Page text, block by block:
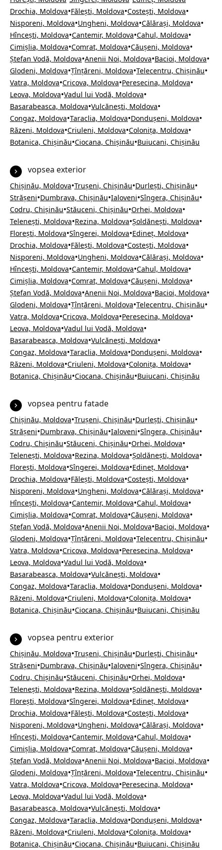
Drochia, Moldova•Fălești, Moldova•Costești, Moldova•
Nisporeni, Moldova•Ungheni, Moldova•Călărași, Moldova•
Hîncești, Moldova•Cantemir, Moldova•Cahul, Moldova•
Cimișlia, Moldova•Comrat, Moldova•Căușeni, Moldova•
Ștefan Vodă, Moldova•Anenii Noi, Moldova•Bacioi, Moldova•
Glodeni, Moldova•Țînțăreni, Moldova•Telecentru, Chișinău•
Vatra, Moldova•Cricova, Moldova•Peresecina, Moldova•
Leova, Moldova•Vadul lui Vodă, Moldova•
Basarabeasca, Moldova•Vulcănești, Moldova•
Congaz, Moldova•Taraclia, Moldova•Dondușeni, Moldova•
Răzeni, Moldova•Criuleni, Moldova•Colonița, Moldova•
Botanica, Chișinău•Ciocana, Chișinău•Buiucani, Chișinău
vopsea exterior
Chișinău, Moldova•Trușeni, Chișinău•Durlești, Chișinău•
Strășeni•Dumbrava, Chișinău•Ialoveni•Sîngera, Chișinău•
Codru, Chișinău•Stăuceni, Chișinău•Orhei, Moldova•
Telenești, Moldova•Rezina, Moldova•Șoldănești, Moldova•
Florești, Moldova•Sîngerei, Moldova•Edineț, Moldova•
Drochia, Moldova•Fălești, Moldova•Costești, Moldova•
Nisporeni, Moldova•Ungheni, Moldova•Călărași, Moldova•
Hîncești, Moldova•Cantemir, Moldova•Cahul, Moldova•
Cimișlia, Moldova•Comrat, Moldova•Căușeni, Moldova•
Ștefan Vodă, Moldova•Anenii Noi, Moldova•Bacioi, Moldova•
Glodeni, Moldova•Țînțăreni, Moldova•Telecentru, Chișinău•
Vatra, Moldova•Cricova, Moldova•Peresecina, Moldova•
Leova, Moldova•Vadul lui Vodă, Moldova•
Basarabeasca, Moldova•Vulcănești, Moldova•
Congaz, Moldova•Taraclia, Moldova•Dondușeni, Moldova•
Răzeni, Moldova•Criuleni, Moldova•Colonița, Moldova•
Botanica, Chișinău•Ciocana, Chișinău•Buiucani, Chișinău
vopsea pentru fatade
Chișinău, Moldova•Trușeni, Chișinău•Durlești, Chișinău•
Strășeni•Dumbrava, Chișinău•Ialoveni•Sîngera, Chișinău•
Codru, Chișinău•Stăuceni, Chișinău•Orhei, Moldova•
Telenești, Moldova•Rezina, Moldova•Șoldănești, Moldova•
Florești, Moldova•Sîngerei, Moldova•Edineț, Moldova•
Drochia, Moldova•Fălești, Moldova•Costești, Moldova•
Nisporeni, Moldova•Ungheni, Moldova•Călărași, Moldova•
Hîncești, Moldova•Cantemir, Moldova•Cahul, Moldova•
Cimișlia, Moldova•Comrat, Moldova•Căușeni, Moldova•
Ștefan Vodă, Moldova•Anenii Noi, Moldova•Bacioi, Moldova•
Glodeni, Moldova•Țînțăreni, Moldova•Telecentru, Chișinău•
Vatra, Moldova•Cricova, Moldova•Peresecina, Moldova•
Leova, Moldova•Vadul lui Vodă, Moldova•
Basarabeasca, Moldova•Vulcănești, Moldova•
Congaz, Moldova•Taraclia, Moldova•Dondușeni, Moldova•
Răzeni, Moldova•Criuleni, Moldova•Colonița, Moldova•
Botanica, Chișinău•Ciocana, Chișinău•Buiucani, Chișinău
vopsea pentru exterior
Chișinău, Moldova•Trușeni, Chișinău•Durlești, Chișinău•
Strășeni•Dumbrava, Chișinău•Ialoveni•Sîngera, Chișinău•
Codru, Chișinău•Stăuceni, Chișinău•Orhei, Moldova•
Telenești, Moldova•Rezina, Moldova•Șoldănești, Moldova•
Florești, Moldova•Sîngerei, Moldova•Edineț, Moldova•
Drochia, Moldova•Fălești, Moldova•Costești, Moldova•
Nisporeni, Moldova•Ungheni, Moldova•Călărași, Moldova•
Hîncești, Moldova•Cantemir, Moldova•Cahul, Moldova•
Cimișlia, Moldova•Comrat, Moldova•Căușeni, Moldova•
Ștefan Vodă, Moldova•Anenii Noi, Moldova•Bacioi, Moldova•
Glodeni, Moldova•Țînțăreni, Moldova•Telecentru, Chișinău•
Vatra, Moldova•Cricova, Moldova•Peresecina, Moldova•
Leova, Moldova•Vadul lui Vodă, Moldova•
Basarabeasca, Moldova•Vulcănești, Moldova•
Congaz, Moldova•Taraclia, Moldova•Dondușeni, Moldova•
Răzeni, Moldova•Criuleni, Moldova•Colonița, Moldova•
Botanica, Chișinău•Ciocana, Chișinău•Buiucani, Chișinău